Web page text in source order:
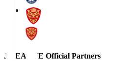
J.LEAGUE Official Partners